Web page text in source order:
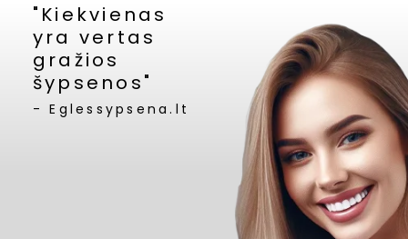
"Kiekvienas
yra vertas
gražios
šypsenos"
- Eglessypsena.lt